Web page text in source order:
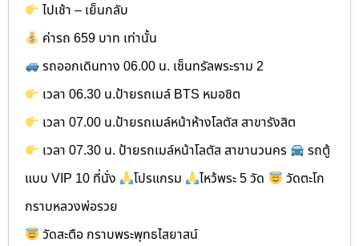
ไปเช้า – เย็นกลับ
ค่ารถ 659 บาท เท่านั้น
รถออกเดินทาง 06.00 น. เซ็นทรัลพระราม 2
เวลา 06.30 น.ป้ายรถเมล์ BTS หมอชิต
เวลา 07.00 น.ป้ายรถเมล์หน้าห้างโลตัส สาขารังสิต
เวลา 07.30 น. ป้ายรถเมล์หน้าโลตัส สาขานวนคร
รถตู้
แบบ VIP 10 ที่นั่ง
โปรแกรม ไหว้พระ 5 วัด
วัดตะโก
กราบหลวงพ่อรวย
วัดสะตือ กราบพระพุทธไสยาสน์